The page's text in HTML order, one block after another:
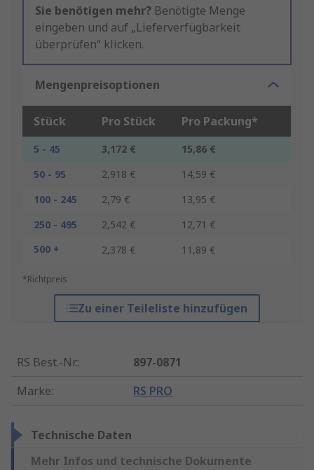
Sie benötigen mehr? Benötigte Menge
eingeben und auf „Lieferverfügbarkeit
überprüfen“ klicken.
Mengenpreisoptionen
Stück Pro Stück Pro Packung*
5 - 45 3,172 €
15,86 €
50 - 95
2,918 €
14,59 €
100 - 245
2,79 €
13,95 €
250 - 495
2,542 €
12,71 €
500 +
2,378 € 11,89 €
*Richtpreis
Zu einer Teileliste hinzufügen
RS Best.-Nr.:
897-0871
Marke: RS PRO
Technische Daten
Mehr Infos und technische Dokumente